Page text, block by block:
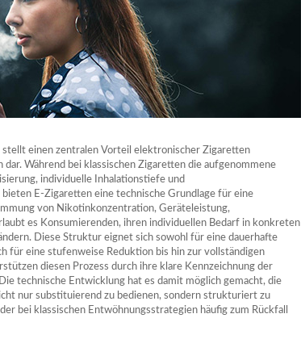
einen zentralen Vorteil elektronischer Zigaretten
Während bei klassischen Zigaretten die aufgenommene
individuelle Inhalationstiefe und
E-Zigaretten eine technische Grundlage für eine
von Nikotinkonzentration, Geräteleistung,
es Konsumierenden, ihren individuellen Bedarf in konkreten
Diese Struktur eignet sich sowohl für eine dauerhafte
für eine stufenweise Reduktion bis hin zur vollständigen
diesen Prozess durch ihre klare Kennzeichnung der
technische Entwicklung hat es damit möglich gemacht, die
nur substituierend zu bedienen, sondern strukturiert zu
bei klassischen Entwöhnungsstrategien häufig zum Rückfall